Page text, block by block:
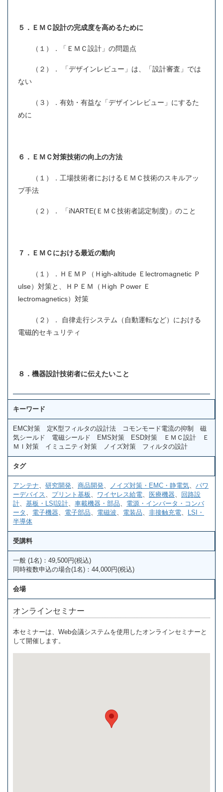
５．ＥＭＣ設計の完成度を高めるために
（１）．「ＥＭＣ設計」の問題点
（２）． 「デザインレビュー」は、「設計審査」では
ない
（３）．有効・有益な「デザインレビュー」にするた
めに
６．ＥＭＣ対策技術の向上の方法
（１）．工場技術者におけるＥＭＣ技術のスキルアッ
プ手法
（２）． 「iNARTE(ＥＭＣ技術者認定制度)」のこと
７．ＥＭＣにおける最近の動向
（１）．ＨＥＭＰ（Ｈigh-altitude Ｅlectromagnetic Ｐ
ulse）対策と、ＨＰＥＭ（Ｈigh Ｐower Ｅ
lectromagnetics）対策
（２）． 自律走行システム（自動運転など）における
電磁的セキュリティ
８．機器設計技術者に伝えたいこと
キーワード
EMC対策 定K型フィルタの設計法 コモンモード電流の抑制 磁
気シールド 電磁シールド EMS対策 ESD対策 ＥＭＣ設計 Ｅ
ＭＩ対策 イミュニティ対策 ノイズ対策 フィルタの設計
タグ
アンテナ、 研究開発、 商品開発、 ノイズ対策・EMC・静電気、 パワ
ーデバイス、 プリント基板、 ワイヤレス給電、 医療機器、
回路設
計、 基板・LSI設計、 車載機器・部品、 電源・インバータ・コンバ
ータ 、 電子機器、 電子部品、 電磁波、 電装品、 非接触充電、
LSI・
半導体
受講料
一般 (1名)：49,500円(税込)
同時複数申込の場合(1名)：44,000円(税込)
会場
オンラインセミナー
本セミナーは、Web会議システムを使用したオンラインセミナーと
して開催します。